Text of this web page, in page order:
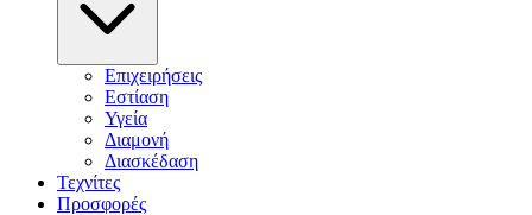
Επιχειρήσεις
Εστίαση
Υγεία
Διαμονή
Διασκέδαση
Τεχνίτες
Προσφορές